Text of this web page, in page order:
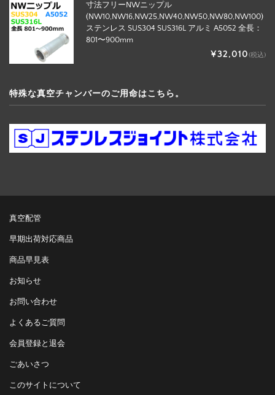
寸法フリーNWニップル
(NW10,NW16,NW25,NW40,NW50,NW80,NW100)
ステンレス SUS304 SUS316L アルミ A5052 全長：
801〜900mm
¥32,010(税込)
特殊な真空チャンバーのご用命はこちら。
真空配管
早期出荷対応商品
商品早見表
お知らせ
お問い合わせ
よくあるご質問
会員登録と退会
ごあいさつ
このサイトについて